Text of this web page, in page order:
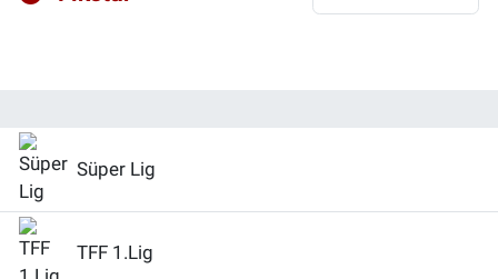
Süper Lig
TFF 1.Lig
Kadın
Erişim Bilgileri